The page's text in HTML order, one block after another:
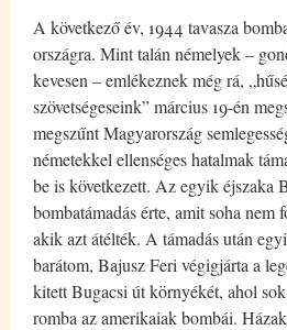
A következő év, 1944 tavasza
országra. Mint talán némelyek –
kevesen – emlékeznek még rá,
szövetségeseink” március 19-én
megszűnt Magyarország
németekkel ellenséges hatalmak
be is következett. Az egyik éjszaka
bombatámadás érte, amit soha nem
akik azt átélték. A támadás után
barátom, Bajusz Feri végigjárta a
kitett Bugacsi út környékét, ahol
romba az amerikaiak bombái.